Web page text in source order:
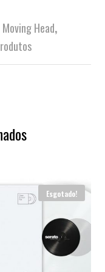
Moving Head,
Esgotado!